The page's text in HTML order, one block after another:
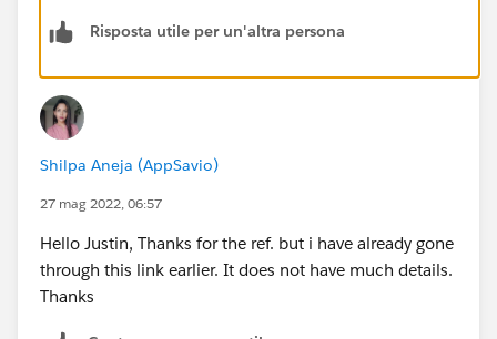
Risposta utile per un'altra persona
Shilpa Aneja (AppSavio)
27 mag 2022, 06:57
Hello Justin, Thanks for the ref. but i have already gone
through this link earlier. It does not have much details.
Thanks